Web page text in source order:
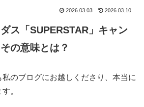
2026.03.03 2026.03.10
ス「SUPERSTAR」キャン
の意味とは？
のブログにお越しくださり、本当に
。